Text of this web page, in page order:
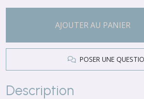
AJOUTER AU PANIER
POSER UNE
Description